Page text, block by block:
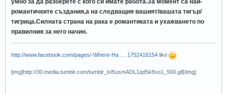
романтичките създания,а на следващия вашият/вашата тигър/
тигрица.Силната страна на рака е романтиката и ухажването по
правилния за него начин.
http://www.facebook.com/pages/-Where-Ha … 1752416154 like
[img]http://30.media.tumblr.com/tumblr_lxl5usmADL1qd5k8xo1_500.gif[/img]